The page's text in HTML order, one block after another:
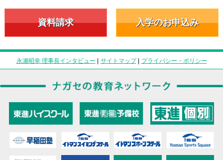
資料請求 入学のお申込み
永瀬昭幸 理事長インタビュー | サイトマップ| プライバシー・ポリシー